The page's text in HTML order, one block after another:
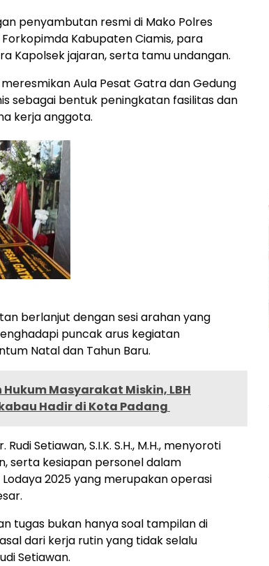
penyambutan resmi di Mako Polres
Kabupaten Ciamis, para
Kapolsek jajaran, serta tamu undangan.
Aula Pesat Gatra dan Gedung
sebagai bentuk peningkatan fasilitas dan
kerja anggota.
berlanjut dengan sesi arahan yang
puncak arus kegiatan
Natal dan Tahun Baru.
Masyarakat Miskin, LBH
Hadir di Kota Padang
Setiawan, S.I.K. S.H., M.H., menyoroti
serta kesiapan personel dalam
2025 yang merupakan operasi
tugas bukan hanya soal tampilan di
dari kerja rutin yang tidak selalu
Setiawan.